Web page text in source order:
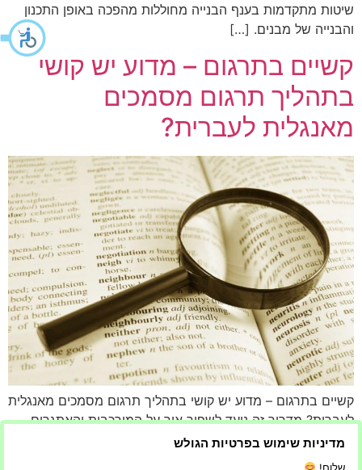
שיטות מתקדמות בענף הבנייה מחוללות מהפכה באופן התכנון
והבנייה של מבנים. […]
קשיים בתרגום – מדוע יש קושי
בתהליך תרגום מסמכים
מאנגלית לעברית?
קשיים בתרגום – מדוע יש קושי בתהליך תרגום מסמכים מאנגלית
לעברית? מדריך זה נועד לשפוך אור על המורכבות והאתגרים
הכרוכים בתרגום מסמכים מאנגלית לעברית. המטרה היא לספק
הבנה מדוע תרגום אינו רק תחליף מילה במילה, אלא תהליך
מדיניות שימוש בפרטיות הגולש